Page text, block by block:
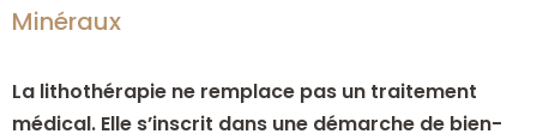
Minéraux
La lithothérapie ne remplace pas un traitement
médical. Elle s’inscrit dans une démarche de bien-